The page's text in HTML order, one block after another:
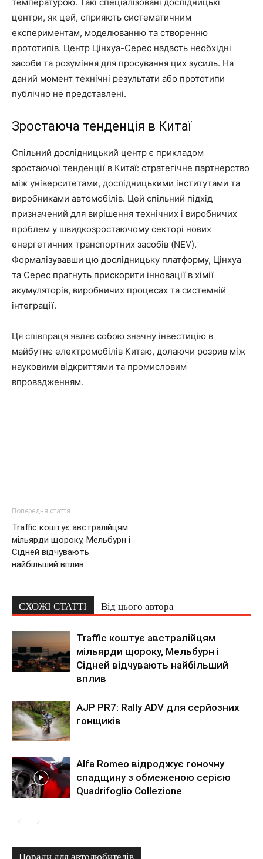
температурою. Такі спеціалізовані дослідницькі
центри, як цей, сприяють систематичним
експериментам, моделюванню та створенню
прототипів. Центр Цінхуа-Серес надасть необхідні
засоби та розуміння для просування цих зусиль. На
даний момент технічні результати або прототипи
публічно не представлені.
Зростаюча тенденція в Китаї
Спільний дослідницький центр є прикладом
зростаючої тенденції в Китаї: стратегічне партнерство
між університетами, дослідницькими інститутами та
виробниками автомобілів. Цей спільний підхід
призначений для вирішення технічних і виробничих
проблем у швидкозростаючому секторі нових
енергетичних транспортних засобів (NEV).
Формалізувавши цю дослідницьку платформу, Цінхуа
та Серес прагнуть прискорити інновації в хімії
акумуляторів, виробничих процесах та системній
інтеграції.
Ця співпраця являє собою значну інвестицію в
майбутнє електромобілів Китаю, долаючи розрив між
науковими відкриттями та промисловим
впровадженням.
Попередня стаття
Traffic коштує австралійцям
мільярди щороку, Мельбурн і
Сідней відчувають
найбільший вплив
СХОЖІ СТАТТІ Від цього автора
Traffic коштує австралійцям
мільярди щороку, Мельбурн і
Сідней відчувають найбільший
вплив
AJP PR7: Rally ADV для серйозних
гонщиків
Alfa Romeo відроджує гоночну
спадщину з обмеженою серією
Quadrifoglio Collezione